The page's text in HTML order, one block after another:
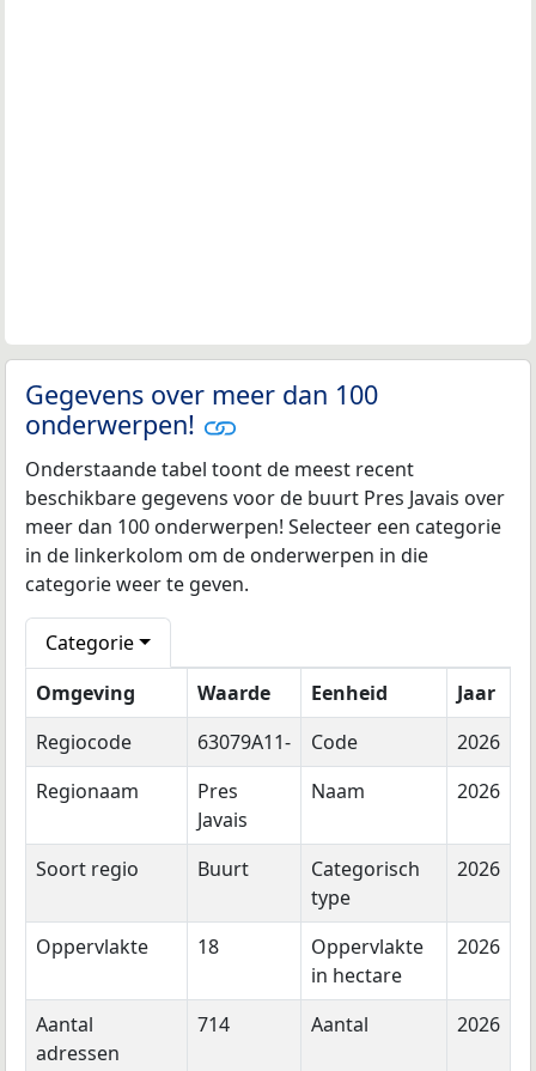
Gegevens over meer dan 100
onderwerpen!
Onderstaande tabel toont de meest recent
beschikbare gegevens voor de buurt Pres Javais over
meer dan 100 onderwerpen! Selecteer een categorie
in de linkerkolom om de onderwerpen in die
categorie weer te geven.
Categorie
Omgeving
Waarde Eenheid
Jaar
Regiocode
63079A11- Code
2026
Regionaam
Pres
Javais
Naam 2026
Soort regio Buurt
Categorisch
type
2026
Oppervlakte 18
Oppervlakte
in hectare
2026
Aantal
adressen
714 Aantal 2026